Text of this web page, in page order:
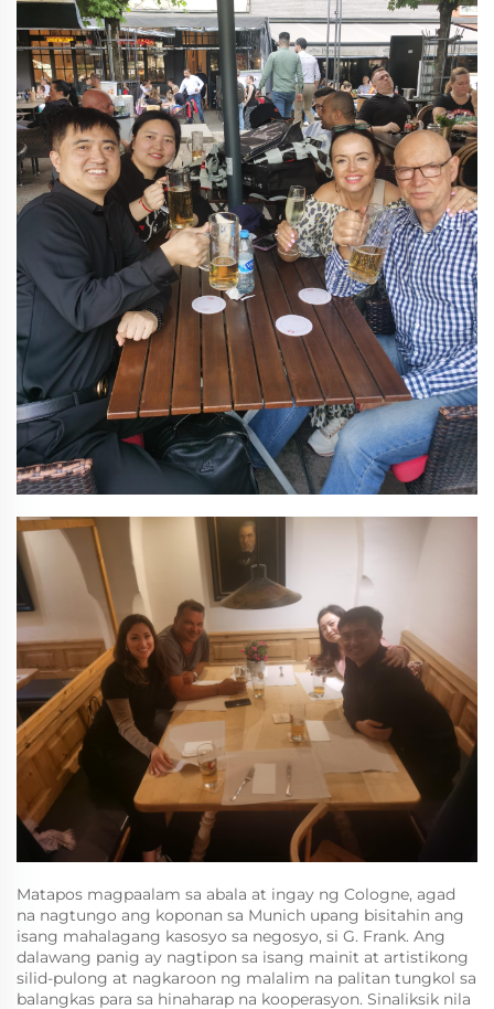
Matapos magpaalam sa abala at ingay ng Cologne, agad
na nagtungo ang koponan sa Munich upang bisitahin ang
isang mahalagang kasosyo sa negosyo, si G. Frank. Ang
dalawang panig ay nagtipon sa isang mainit at artistikong
silid-pulong at nagkaroon ng malalim na palitan tungkol sa
balangkas para sa hinaharap na kooperasyon. Sinaliksik nila